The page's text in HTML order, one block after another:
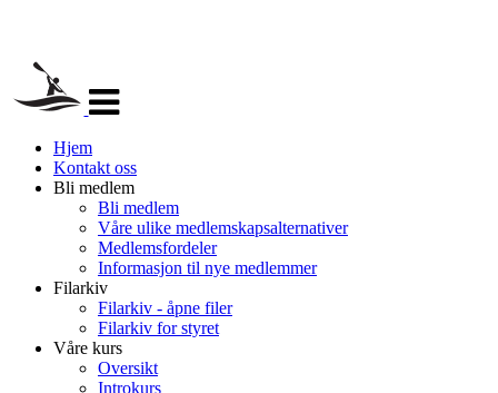
navigasjon
Hjem
Kontakt oss
Bli medlem
Bli medlem
Våre ulike medlemskapsalternativer
Medlemsfordeler
Informasjon til nye medlemmer
Filarkiv
Filarkiv - åpne filer
Filarkiv for styret
Våre kurs
Oversikt
Introkurs